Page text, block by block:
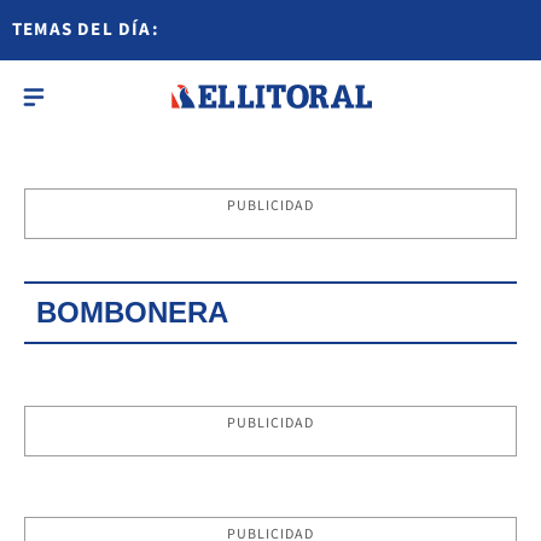
TEMAS DEL DÍA:
PUBLICIDAD
BOMBONERA
PUBLICIDAD
PUBLICIDAD